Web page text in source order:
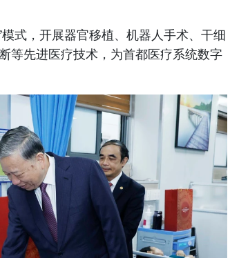
式，开展器官移植、机器人手术、干细
等先进医疗技术，为首都医疗系统数字